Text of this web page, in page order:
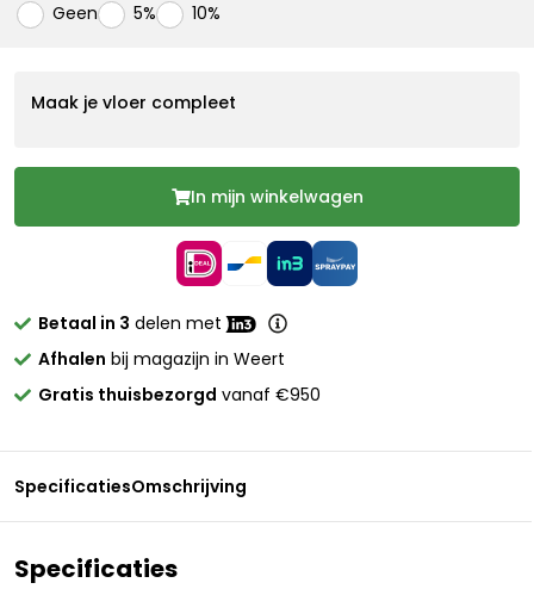
Geen 5% 10%
Maak je vloer compleet
In mijn winkelwagen
Betaal in 3 delen met
Afhalen bij magazijn in Weert
Gratis thuisbezorgd vanaf €950
SpecificatiesOmschrijving
Specificaties